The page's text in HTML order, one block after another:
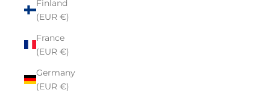
Finland
(EUR €)
France
(EUR €)
Germany
(EUR €)